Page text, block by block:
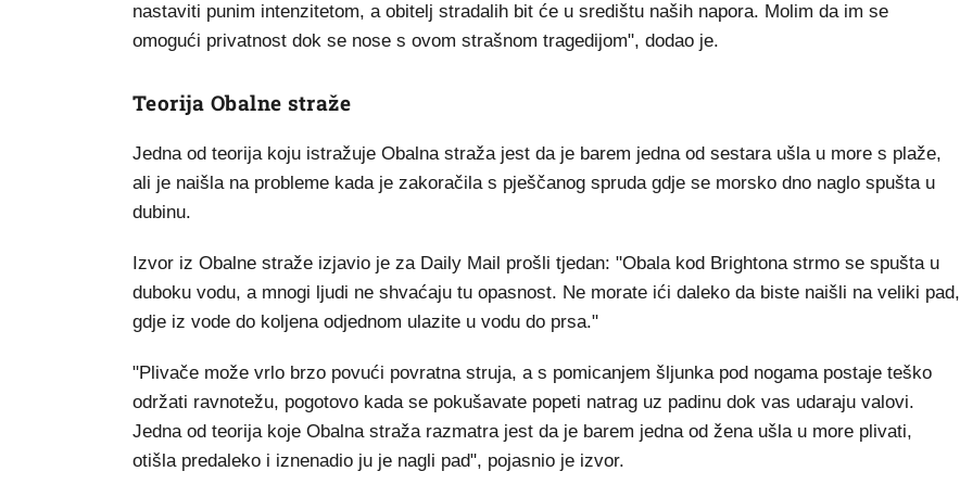
nastaviti punim intenzitetom, a obitelj stradalih bit će u središtu naših napora. Molim da im se
omogući privatnost dok se nose s ovom strašnom tragedijom", dodao je.
Teorija Obalne straže
Jedna od teorija koju istražuje Obalna straža jest da je barem jedna od sestara ušla u more s plaže,
ali je naišla na probleme kada je zakoračila s pješčanog spruda gdje se morsko dno naglo spušta u
dubinu.
Izvor iz Obalne straže izjavio je za Daily Mail prošli tjedan: "Obala kod Brightona strmo se spušta u
duboku vodu, a mnogi ljudi ne shvaćaju tu opasnost. Ne morate ići daleko da biste naišli na veliki pad,
gdje iz vode do koljena odjednom ulazite u vodu do prsa."
"Plivače može vrlo brzo povući povratna struja, a s pomicanjem šljunka pod nogama postaje teško
održati ravnotežu, pogotovo kada se pokušavate popeti natrag uz padinu dok vas udaraju valovi.
Jedna od teorija koje Obalna straža razmatra jest da je barem jedna od žena ušla u more plivati,
otišla predaleko i iznenadio ju je nagli pad", pojasnio je izvor.